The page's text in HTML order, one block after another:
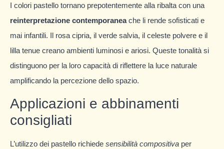
I colori pastello tornano prepotentemente alla ribalta con una
reinterpretazione contemporaneache li rende sofisticati e
mai infantili. Il rosa cipria, il verde salvia, il celeste polvere e il
lilla tenue creano ambienti luminosi e ariosi. Queste tonalità si
distinguono per la loro capacità di riflettere la luce naturale
amplificando la percezione dello spazio.
Applicazioni e abbinamenti
consigliati
L’utilizzo dei pastello richiede sensibilità compositiva per